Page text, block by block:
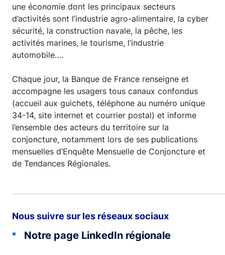
une économie dont les principaux secteurs
d’activités sont l’industrie agro-alimentaire, la cyber
sécurité, la construction navale, la pêche, les
activités marines, le tourisme, l’industrie
automobile….
Chaque jour, la Banque de France renseigne et
accompagne les usagers tous canaux confondus
(accueil aux guichets, téléphone au numéro unique
34-14, site internet et courrier postal) et informe
l’ensemble des acteurs du territoire sur la
conjoncture, notamment lors de ses publications
mensuelles d’Enquête Mensuelle de Conjoncture et
de Tendances Régionales.
Nous suivre sur les réseaux sociaux
Notre page LinkedIn régionale